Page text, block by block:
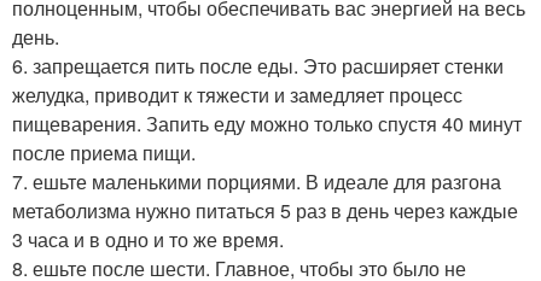
полноценным, чтобы обеспечивать вас энергией на весь
день.
6. запрещается пить после еды. Это расширяет стенки
желудка, приводит к тяжести и замедляет процесс
пищеварения. Запить еду можно только спустя 40 минут
после приема пищи.
7. ешьте маленькими порциями. В идеале для разгона
метаболизма нужно питаться 5 раз в день через каждые
3 часа и в одно и то же время.
8. ешьте после шести. Главное, чтобы это было не